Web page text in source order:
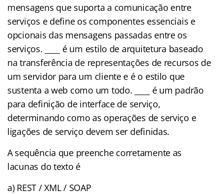
mensagens que suporta a comunicação entre
serviços e define os componentes essenciais e
opcionais das mensagens passadas entre os
serviços. ____ é um estilo de arquitetura baseado
na transferência de representações de recursos de
um servidor para um cliente e é o estilo que
sustenta a web como um todo. ____ é um padrão
para definição de interface de serviço,
determinando como as operações de serviço e
ligações de serviço devem ser definidas.
A sequência que preenche corretamente as
lacunas do texto é
a) REST / XML / SOAP